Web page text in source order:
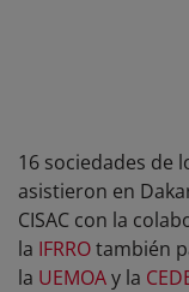
16 sociedades de
asistieron en
CISAC con la
la IFRROtambién
la UEMOAy la